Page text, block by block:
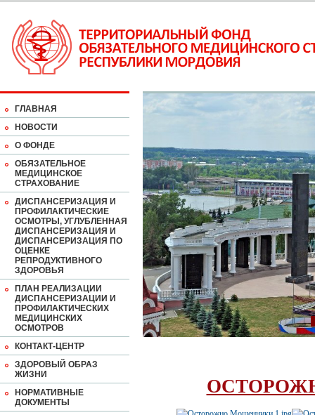
ГЛАВНАЯ
НОВОСТИ
О ФОНДЕ
ОБЯЗАТЕЛЬНОЕ
МЕДИЦИНСКОЕ
СТРАХОВАНИЕ
ДИСПАНСЕРИЗАЦИЯ И
ПРОФИЛАКТИЧЕСКИЕ
ОСМОТРЫ, УГЛУБЛЕННАЯ
ДИСПАНСЕРИЗАЦИЯ И
ДИСПАНСЕРИЗАЦИЯ ПО
ОЦЕНКЕ
РЕПРОДУКТИВНОГО
ЗДОРОВЬЯ
ПЛАН РЕАЛИЗАЦИИ
ДИСПАНСЕРИЗАЦИИ И
ПРОФИЛАКТИЧЕСКИХ
МЕДИЦИНСКИХ
ОСМОТРОВ
КОНТАКТ-ЦЕНТР
ЗДОРОВЫЙ ОБРАЗ
ЖИЗНИ
НОРМАТИВНЫЕ
ДОКУМЕНТЫ